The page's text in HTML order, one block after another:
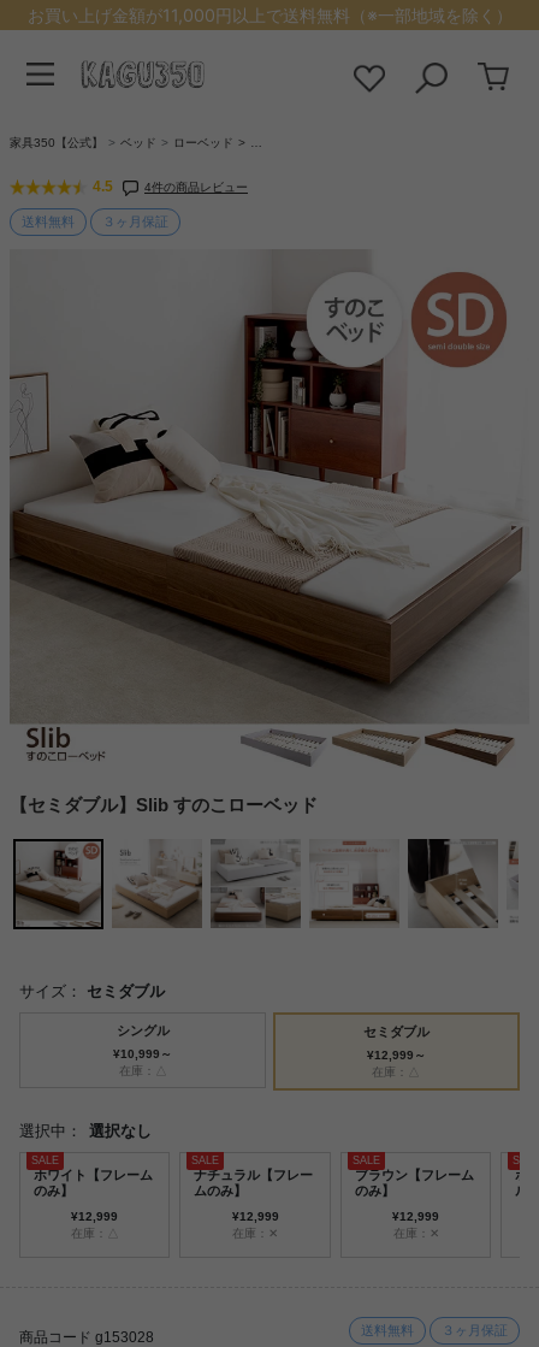
お買い上げ金額が11,000円以上で送料無料（※一部地域を除く）
家具350【公式】 ベッド ローベッド
4.5 4件の商品レビュー
送料無料 ３ヶ月保証
【セミダブル】Slib すのこローベッド
サイズ： セミダブル
シングル
¥10,999～
在庫：△
セミダブル
¥12,999～
在庫：△
選択中： 選択なし
ホワイト【フレーム
のみ】
¥12,999
在庫：△
ナチュラル【フレー
ムのみ】
¥12,999
在庫：✕
ブラウン【フレーム
のみ】
¥12,999
在庫：✕
ホ
ル
商品コード g153028 送料無料 ３ヶ月保証